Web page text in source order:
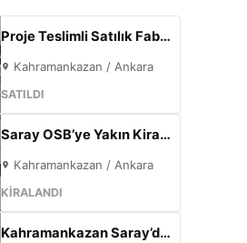
Proje Teslimli Satılık Fabrika | 570 m² Kapalı Alan + 450 m² Açık Alan | 100 KW Enerji | Saray Kahramankazan
Kahramankazan / Ankara
SATILDI
Saray OSB’ye Yakın Kiralık Sıfır Fabrika | 500 m² Kapalı Alan | 60 kW Elektrik | Müstakil
Kahramankazan / Ankara
KİRALANDI
Kahramankazan Saray’da Satılık Sıfır Fabrika | 11 m Tavan | 200 KW